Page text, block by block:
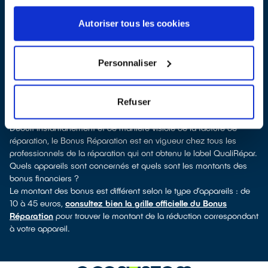
Autoriser tous les cookies
Personnaliser
Refuser
labellisés QualiRépar. En cliquant sur la fiche détaillée du
réparateur, vous verrez pour quels types d’appareils ce
électroménager, télé, téléphone mobile, outillage électroportatif :
à chaque famille d’appareils son réparateur spécialisé et labellisé
QualiRépar.
Comment bénéficier du Bonus Réparation à Mont-près-
Chambord ?
Déduit instantanément et de manière visible de la facture de
réparation, le Bonus Réparation est en vigueur chez tous les
professionnels de la réparation qui ont obtenu le label QualiRépar.
Quels appareils sont concernés et quels sont les montants des
bonus financiers ?
Le montant des bonus est différent selon le type d’appareils : de
10 à 45 euros, consultez bien la grille officielle du Bonus
Réparation pour trouver le montant de la réduction correspondant
à votre appareil.